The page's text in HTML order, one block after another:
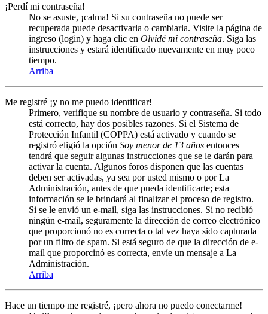
¡Perdí mi contraseña!
No se asuste, ¡calma! Si su contraseña no puede ser
recuperada puede desactivarla o cambiarla. Visite la página de
ingreso (login) y haga clic en Olvidé mi contraseña. Siga las
instrucciones y estará identificado nuevamente en muy poco
tiempo.
Arriba
Me registré ¡y no me puedo identificar!
Primero, verifique su nombre de usuario y contraseña. Si todo
está correcto, hay dos posibles razones. Si el Sistema de
Protección Infantil (COPPA) está activado y cuando se
registró eligió la opción Soy menor de 13 años entonces
tendrá que seguir algunas instrucciones que se le darán para
activar la cuenta. Algunos foros disponen que las cuentas
deben ser activadas, ya sea por usted mismo o por La
Administración, antes de que pueda identificarte; esta
información se le brindará al finalizar el proceso de registro.
Si se le envió un e-mail, siga las instrucciones. Si no recibió
ningún e-mail, seguramente la dirección de correo electrónico
que proporcionó no es correcta o tal vez haya sido capturada
por un filtro de spam. Si está seguro de que la dirección de e-
mail que proporcinó es correcta, envíe un mensaje a La
Administración.
Arriba
Hace un tiempo me registré, ¡pero ahora no puedo conectarme!